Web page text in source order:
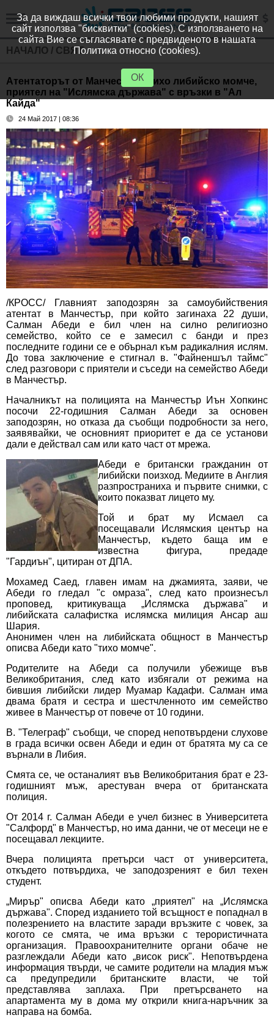
НАЧАЛО / СВЯТ
Атентаторът от Манчестър - тихо либийско момче,
приятел на "Ислямска държава" с връзки в "Ал
Кайда"
24 Май 2017 | 08:36
/КРОСС/ Главният заподозрян за самоубийствения
атентат в Манчестър, при който загинаха 22 души,
Салман Абеди е бил член на силно религиозно
семейство, който се е замесил с банди и през
последните години се е обърнал към радикалния ислям.
До това заключение е стигнал в. "Файненшъл таймс"
след разговори с приятели и съседи на семейство Абеди
в Манчестър.
Началникът на полицията на Манчестър Иън Хопкинс
посочи 22-годишния Салман Абеди за основен
заподозрян, но отказа да съобщи подробности за него,
заявявайки, че основният приоритет е да се установи
дали е действал сам или като част от мрежа.
Абеди е британски гражданин от
либийски поизход. Медиите в Англия
разпространиха и първите снимки, с
които показват лицето му.
Той и брат му Исмаел са
посещавали Ислямския център на
Манчестър, където баща им е
известна фигура, предаде
"Гардиън", цитиран от ДПА.
Мохамед Саед, главен имам на джамията, заяви, че
Абеди го гледал "с омраза", след като произнесъл
проповед, критикуваща „Ислямска държава" и
либийската салафистка ислямска милиция Ансар аш
Шария.
Анонимен член на либийската общност в Манчестър
описва Абеди като "тихо момче".
Родителите на Абеди са получили убежище във
Великобритания, след като избягали от режима на
бившия либийски лидер Муамар Кадафи. Салман има
двама братя и сестра и шестчленното им семейство
живее в Манчестър от повече от 10 години.
В. "Телеграф" съобщи, че според непотвърдени слухове
в града всички освен Абеди и един от братята му са се
върнали в Либия.
Смята се, че останалият във Великобритания брат е 23-
годишният мъж, арестуван вчера от британската
полиция.
От 2014 г. Салман Абеди е учел бизнес в Университета
"Салфорд" в Манчестър, но има данни, че от месеци не е
посещавал лекциите.
Вчера полицията претърси част от университета,
откъдето потвърдиха, че заподозреният е бил техен
студент.
„Мирър" описва Абеди като „приятел" на „Ислямска
държава". Според изданието той всъщност е попаднал в
полезрението на властите заради връзките с човек, за
когото се смята, че има връзки с терористичната
организация. Правоохранителните органи обаче не
разглеждали Абеди като „висок риск". Непотвърдена
информация твърди, че самите родители на младия мъж
са предупредили британските власти, че той
представлява заплаха. При претърсването на
апартамента му в дома му открили книга-наръчник за
направа на бомба.
За да виждаш всички твои любими продукти, нашият
сайт използва "бисквитки" (cookies). С използването на
сайта Вие се съгласявате с предвиденото в нашата
Политика относно (cookies).
ОК